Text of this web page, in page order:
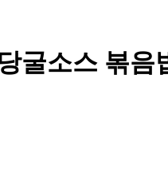
굴소스 볶음